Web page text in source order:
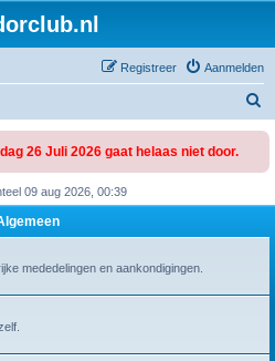
Aanmelden
Registreer
26 Juli 2026 gaat helaas niet door.
09 aug 2026, 00:39
mededelingen en aankondigingen.